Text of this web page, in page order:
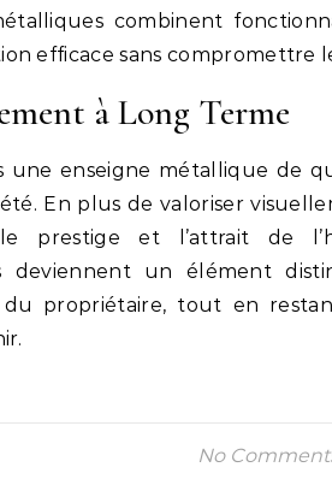
combinent
efficace sans compromettre
à Long Terme
une enseigne métallique de
En plus de valoriser
prestige et l’attrait de
deviennent un élément
du propriétaire, tout en
No